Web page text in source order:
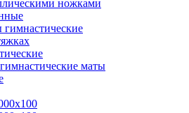
ножками
маты